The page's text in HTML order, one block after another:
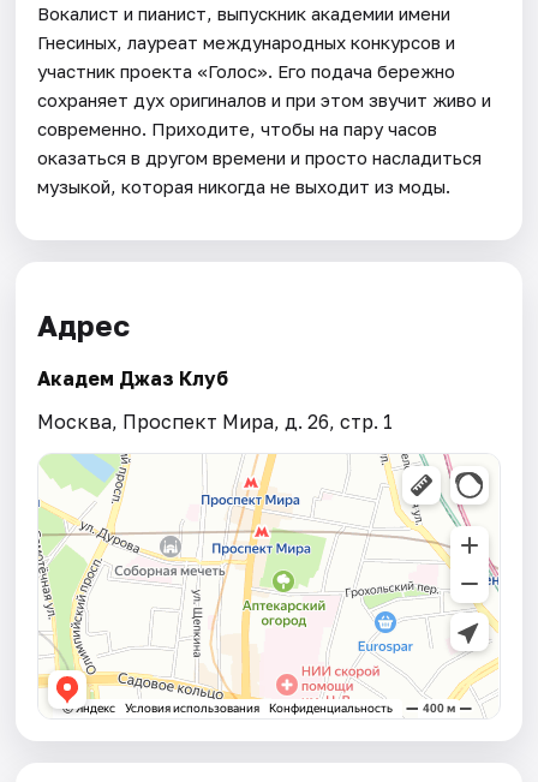
Вокалист и пианист, выпускник академии имени
Гнесиных, лауреат международных конкурсов и
участник проекта «Голос». Его подача бережно
сохраняет дух оригиналов и при этом звучит живо и
современно. Приходите, чтобы на пару часов
оказаться в другом времени и просто насладиться
музыкой, которая никогда не выходит из моды.
Адрес
Академ Джаз Клуб
Москва, Проспект Мира, д. 26, стр. 1